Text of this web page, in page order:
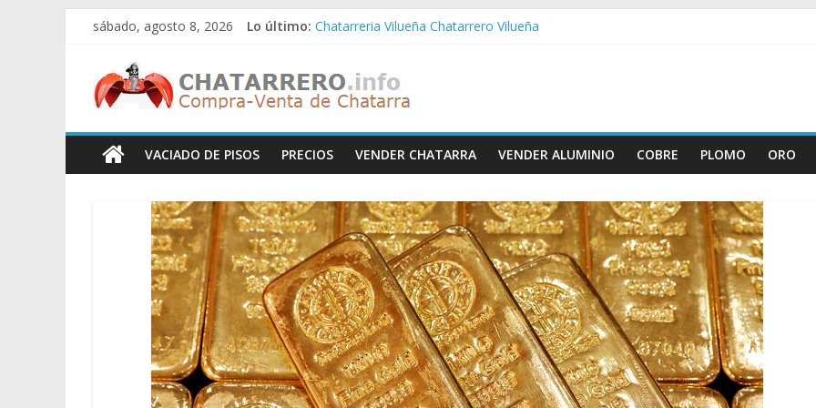
Saltar
contenido
sábado, agosto 8, 2026 Lo último: Chatarreria Vilueña Chatarrero Vilueña
Chatarreria Zaida Chatarrero Zaida
Chatarreria Vistabella Chatarrero Vistabella
Chatarreros
–
Precio
Chatarra
Directorio
Chatarreros
VACIADO DE PISOS PRECIOS VENDER CHATARRA VENDER ALUMINIO COBRE PLOMO ORO